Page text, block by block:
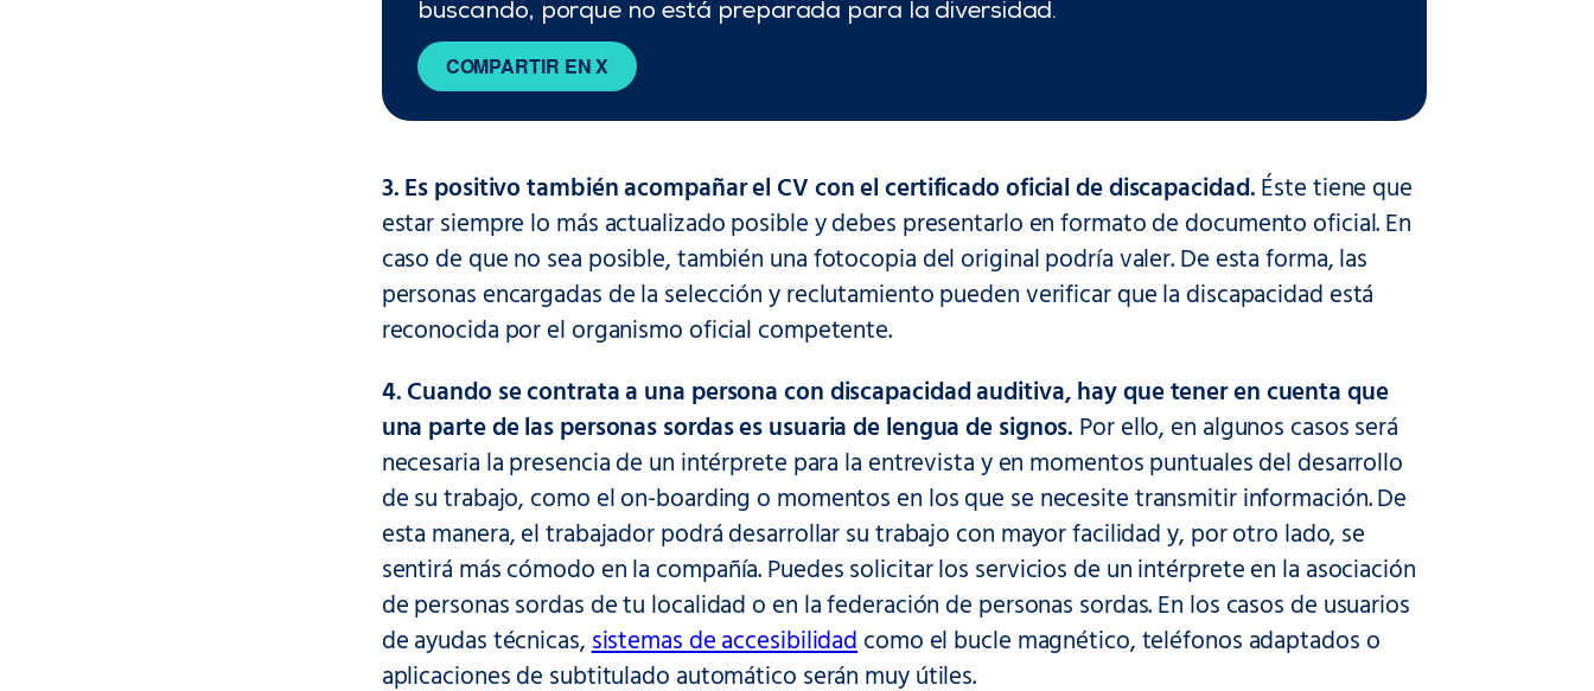
buscando, porque no está preparada para la diversidad.
COMPARTIR EN X
3. Es positivo también acompañar el CV con el certificado oficial de discapacidad.Éste tiene que
estar siempre lo más actualizado posible y debes presentarlo en formato de documento oficial. En
caso de que no sea posible, también una fotocopia del original podría valer. De esta forma, las
personas encargadas de la selección y reclutamiento pueden verificar que la discapacidad está
reconocida por el organismo oficial competente.
4. Cuando se contrata a una persona con discapacidad auditiva, hay que tener en cuenta que
una parte de las personas sordas es usuaria de lengua de signos. Por ello, en algunos casos será
necesaria la presencia de un intérprete para la entrevista y en momentos puntuales del desarrollo
de su trabajo, como el on-boarding o momentos en los que se necesite transmitir información. De
esta manera, el trabajador podrá desarrollar su trabajo con mayor facilidad y, por otro lado, se
sentirá más cómodo en la compañía. Puedes solicitar los servicios de un intérprete en la asociación
de personas sordas de tu localidad o en la federación de personas sordas. En los casos de usuarios
de ayudas técnicas,sistemas de accesibilidadcomo el bucle magnético, teléfonos adaptados o
aplicaciones de subtitulado automático serán muy útiles.